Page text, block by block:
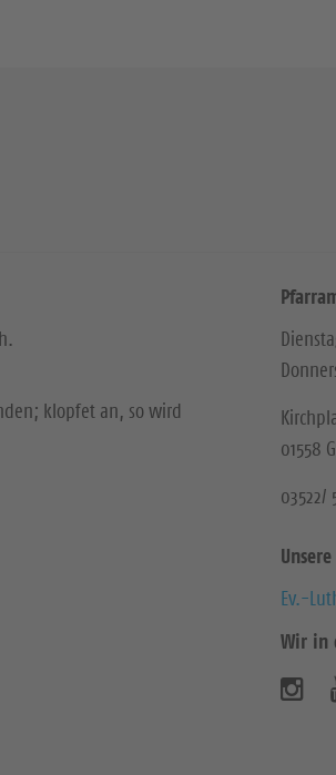
klopfet an, so wird
01558
03522/
Ev.-
Wir in
B